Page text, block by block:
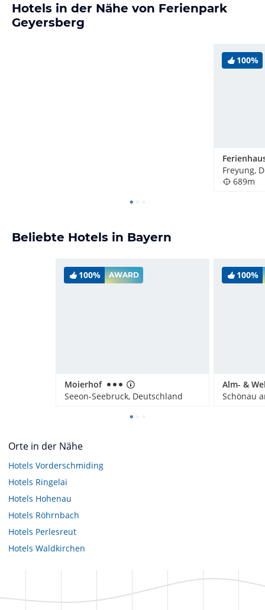
Hotels in der Nähe von Ferienpark
Geyersberg
100%
Freyung,
689m
Beliebte Hotels in Bayern
100% AWARD
Moierhof
Seeon-Seebruck, Deutschland
100%
Orte in der Nähe
Hotels Vorderschmiding
Hotels Ringelai
Hotels Hohenau
Hotels Röhrnbach
Hotels Perlesreut
Hotels Waldkirchen